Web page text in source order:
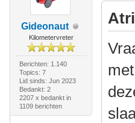
Gideonaut
Kilometervreter
Berichten: 1.140
Topics: 7
Lid sinds: Jun 2023
Bedankt: 2
2207 x bedankt in
1109 berichten